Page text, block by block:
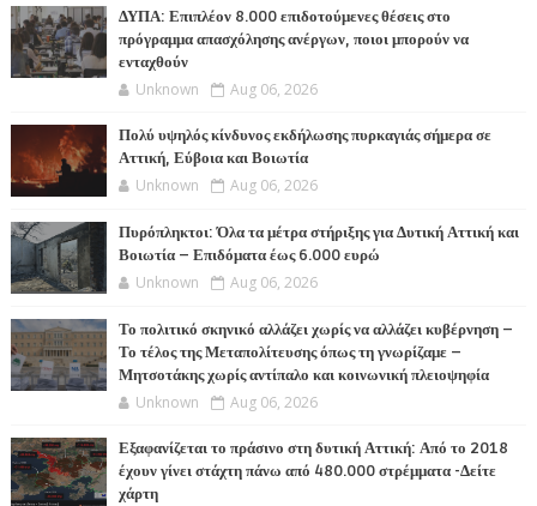
ΔΥΠΑ: Επιπλέον 8.000 επιδοτούμενες θέσεις στο
πρόγραμμα απασχόλησης ανέργων, ποιοι μπορούν να
ενταχθούν
Unknown Aug 06, 2026
Πολύ υψηλός κίνδυνος εκδήλωσης πυρκαγιάς σήμερα σε
Αττική, Εύβοια και Βοιωτία
Unknown Aug 06, 2026
Πυρόπληκτοι: Όλα τα μέτρα στήριξης για Δυτική Αττική και
Βοιωτία – Επιδόματα έως 6.000 ευρώ
Unknown Aug 06, 2026
Το πολιτικό σκηνικό αλλάζει χωρίς να αλλάζει κυβέρνηση –
Το τέλος της Μεταπολίτευσης όπως τη γνωρίζαμε –
Μητσοτάκης χωρίς αντίπαλο και κοινωνική πλειοψηφία
Unknown Aug 06, 2026
Εξαφανίζεται το πράσινο στη δυτική Αττική: Από το 2018
έχουν γίνει στάχτη πάνω από 480.000 στρέμματα -Δείτε
χάρτη